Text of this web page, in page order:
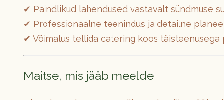
✔ Paindlikud lahendused vastavalt sündmuse
✔ Professionaalne teenindus ja detailne
✔ Võimalus tellida catering koos täisteenusega
Maitse, mis jääb meelde